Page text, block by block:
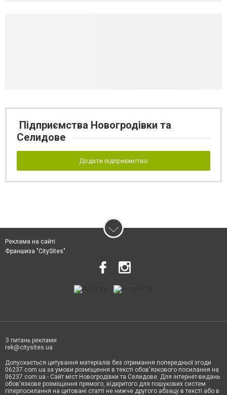
Підприємства Новогродівки та
Селидове
Додати підприємство
Реклама на сайті
Франшиза "CitySites"
З питань реклами
rek@citysites.ua
Допускається цитування матеріалів без отримання попередньої згоди
06237.com.ua за умови розміщення в тексті обов'язкового посилання на
06237.com.ua - Сайт міст Новогродівки та Селидове. Для інтернет-видань
обов'язкове розміщення прямого, відкритого для пошукових систем
гіперпосилання на цитовані статті не нижче другого абзацу в тексті або в